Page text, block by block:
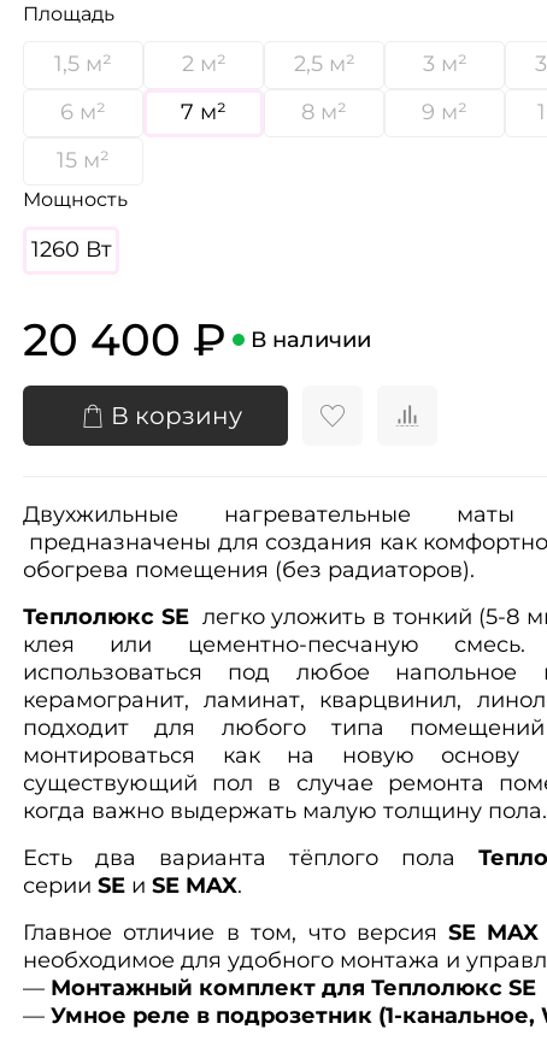
Площадь
1,5 м² 2 м² 2,5 м² 3 м²
6 м²
7 м² 8 м² 9 м²
15 м²
Мощность
1260 Вт
20 400 ₽ В наличии
В корзину
Двухжильные нагревательные маты
предназначены для создания как
обогрева помещения (без радиаторов).
Теплолюкс SE легко уложить в тонкий (5-8
клея или цементно-песчаную
использоваться под любое напольное
керамогранит, ламинат, кварцвинил,
подходит для любого типа
монтироваться как на новую
существующий пол в случае ремонта
когда важно выдержать малую толщину пола.
Есть два варианта тёплого пола
серии SE и SE MAX.
Главное отличие в том, что версия SE MAX
необходимое для удобного монтажа и
— Монтажный комплект для Теплолюкс SE
— Умное реле в подрозетник (1-канальное,